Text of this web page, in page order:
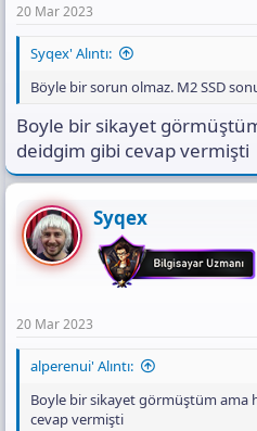
20 Mar 2023
Syqex' Alıntı:
Böyle bir sorun olmaz. M2 SSD
Boyle bir sikayet
deidgim gibi cevap vermişti
Syqex
20 Mar 2023
alperenui' Alıntı:
Boyle bir sikayet görmüştüm ama
cevap vermişti